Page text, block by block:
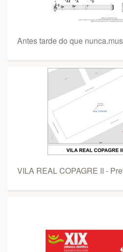
Antes tarde do que nunca.mus
VILA REAL COPAGRE II -